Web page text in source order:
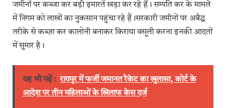
जमीनों पर कब्जा कर बड़ी इमारतें खड़ा कर रहे हैं। सम्पति कर के मामले
में निगम को लाखों का नुकसान पहुंचा रहे हैं।सरकारी जमीनों पर अबैद्ध
तरीके से कब्ज़ा कर कालोनी बनाकर किराया वसूली करना इनकी आदतों
में सुमार है।
यह भी पढ़ें : रायपुर में फर्जी जमानत रैकेट का खुलासा, कोर्ट के
आदेश पर तीन महिलाओं के खिलाफ केस दर्ज